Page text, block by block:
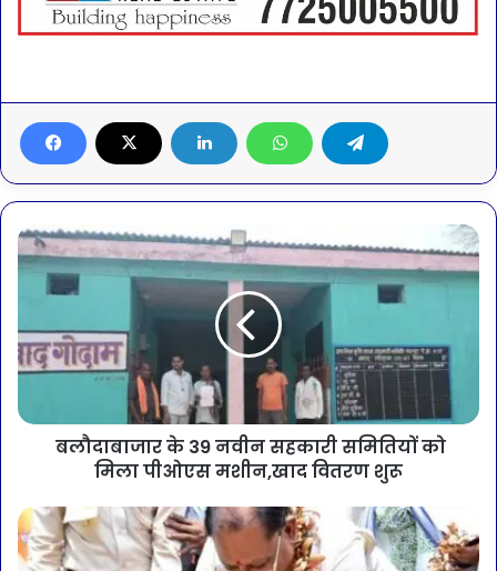
बलौदाबाजार के 39 नवीन सहकारी समितियों को
मिला पीओएस मशीन,खाद वितरण शुरू